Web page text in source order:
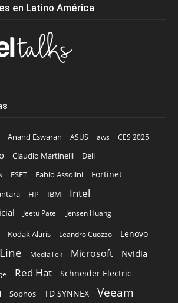
en Latino América
Anand Eswaran ASUS aws
CES 2025
Claudio Martinelli Dell
ESET Fabio Assolini Fortinet
HP IBM Intel
Jeetu Patel Jensen Huang
Kodak Alaris Leandro Cuozzo Lenovo
MediaTek Microsoft Nvidia
Red Hat Schneider Electric
Sophos TD SYNNEX Veeam